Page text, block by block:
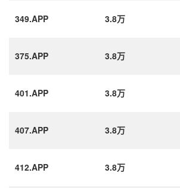
349.APP 3.8万
375.APP 3.8万
401.APP 3.8万
407.APP 3.8万
412.APP 3.8万